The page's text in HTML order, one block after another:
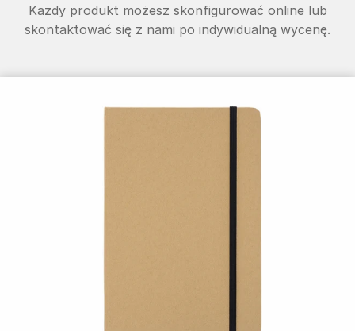
Każdy produkt możesz skonfigurować online lub
skontaktować się z nami po indywidualną wycenę.